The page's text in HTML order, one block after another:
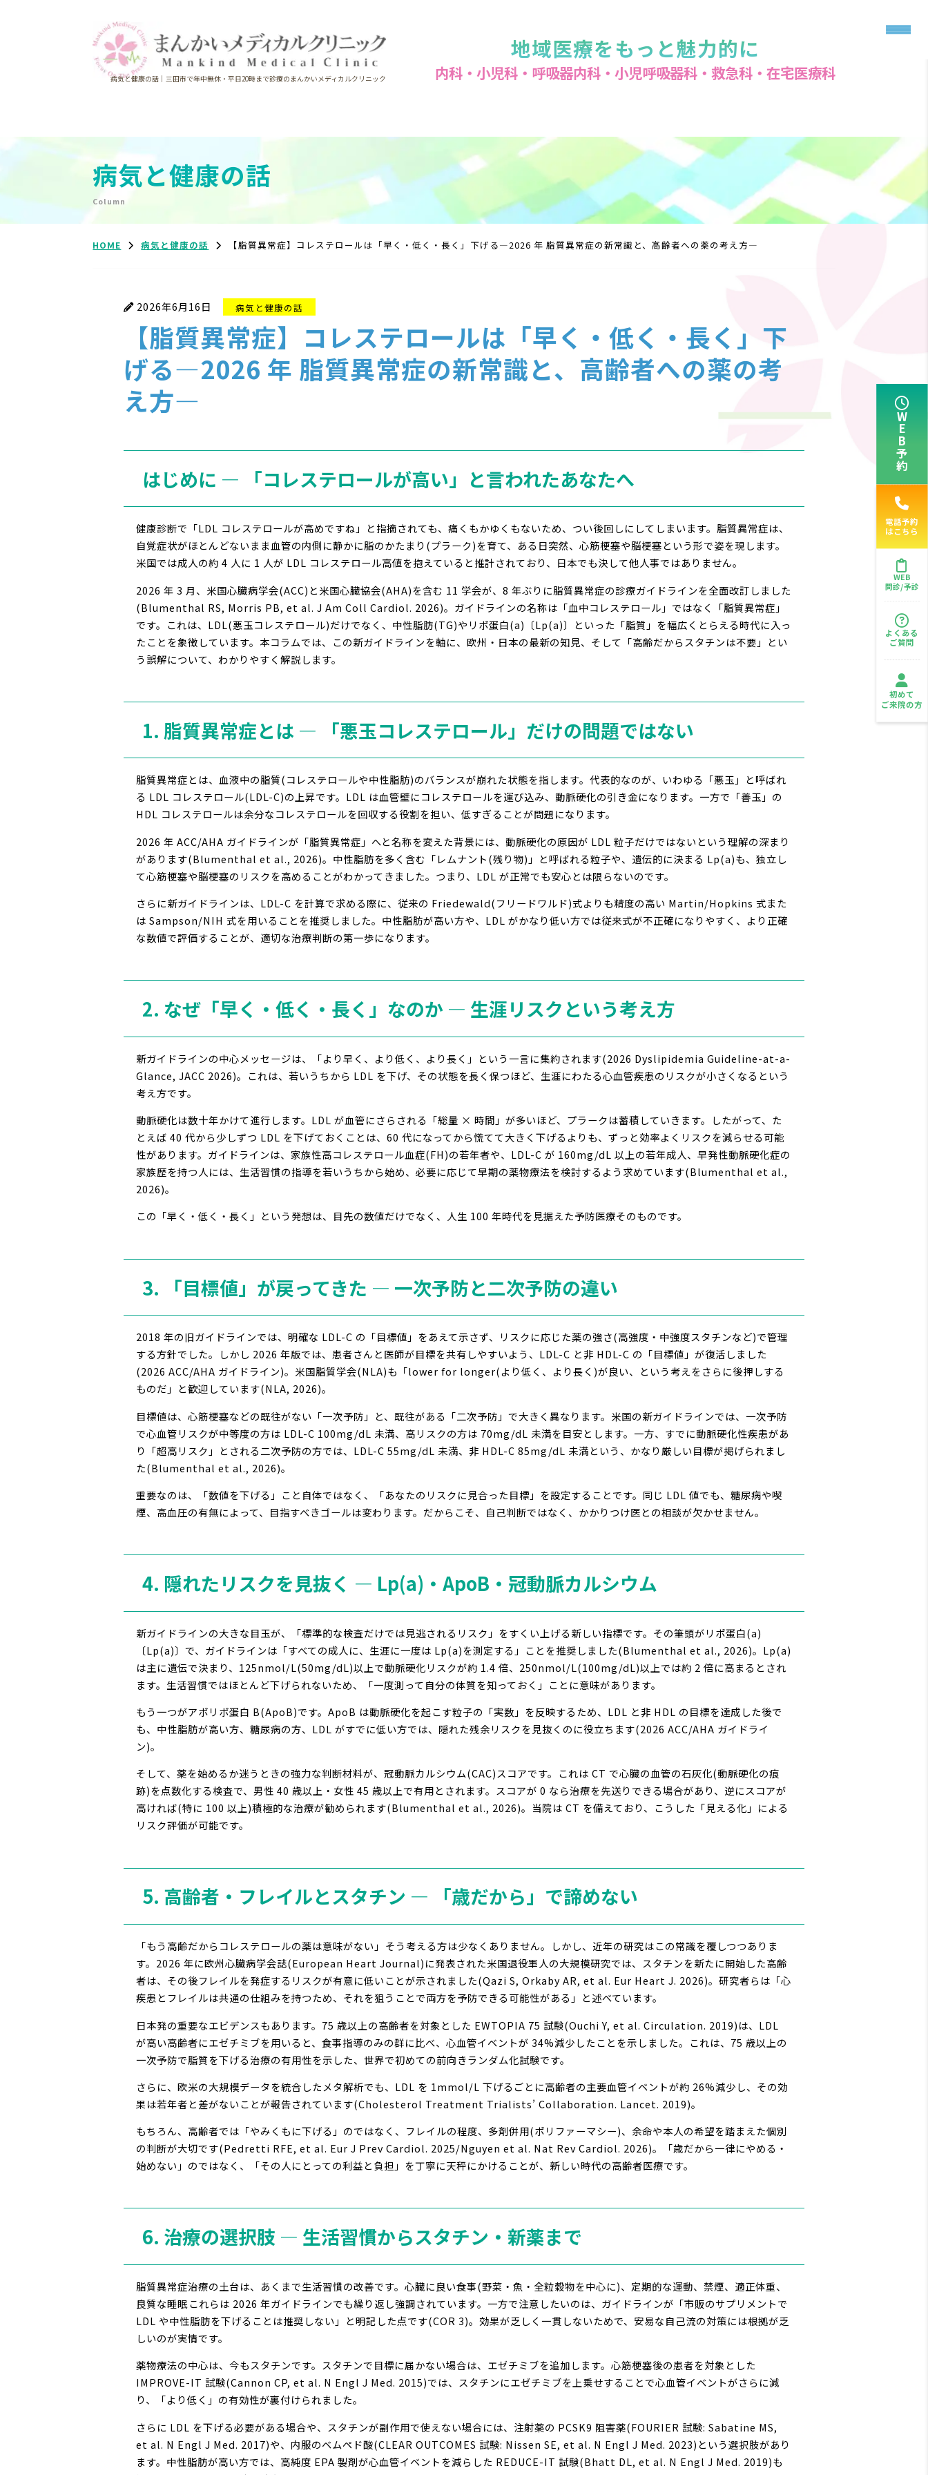
病気と健康の話｜三田市で年中無休・平日20時まで診療のまんかいメディカルクリニック
地域医療をもっと魅力的に
内科・小児科・呼吸器内科・ 小児呼吸器科・救急科・在宅医療科
病気と健康の話
Column
HOME 病気と健康の話 【脂質異常症】コレステロールは「早く・低く・長く」下げる―2026 年 脂質異常症の新常識と、高齢者への薬の考え方―
WEB予約
電話予約
はこちら
WEB
問診/予診
よくある
ご質問
初めて
ご来院の方
2026年6月16日 病気と健康の話
【脂質異常症】コレステロールは「早く・低く・長く」下
げる―2026 年 脂質異常症の新常識と、高齢者への薬の考
え方―
はじめに ― 「コレステロールが高い」と言われたあなたへ
健康診断で「LDL コレステロールが高めですね」と指摘されても、痛くもかゆくもないため、つい後回しにしてしまいます。脂質異常症は、
自覚症状がほとんどないまま血管の内側に静かに脂のかたまり(プラーク)を育て、ある日突然、心筋梗塞や脳梗塞という形で姿を現します。
米国では成人の約 4 人に 1 人が LDL コレステロール高値を抱えていると推計されており、日本でも決して他人事ではありません。
2026 年 3 月、米国心臓病学会(ACC)と米国心臓協会(AHA)を含む 11 学会が、8 年ぶりに脂質異常症の診療ガイドラインを全面改訂しました
(Blumenthal RS, Morris PB, et al. J Am Coll Cardiol. 2026)。ガイドラインの名称は「血中コレステロール」ではなく「脂質異常症」
です。これは、LDL(悪玉コレステロール)だけでなく、中性脂肪(TG)やリポ蛋白(a)〔Lp(a)〕といった「脂質」を幅広くとらえる時代に入っ
たことを象徴しています。本コラムでは、この新ガイドラインを軸に、欧州・日本の最新の知見、そして「高齢だからスタチンは不要」とい
う誤解について、わかりやすく解説します。
1. 脂質異常症とは ― 「悪玉コレステロール」だけの問題ではない
脂質異常症とは、血液中の脂質(コレステロールや中性脂肪)のバランスが崩れた状態を指します。代表的なのが、いわゆる「悪玉」と呼ばれ
る LDL コレステロール(LDL-C)の上昇です。LDL は血管壁にコレステロールを運び込み、動脈硬化の引き金になります。一方で「善玉」の
HDL コレステロールは余分なコレステロールを回収する役割を担い、低すぎることが問題になります。
2026 年 ACC/AHA ガイドラインが「脂質異常症」へと名称を変えた背景には、動脈硬化の原因が LDL 粒子だけではないという理解の深まり
があります(Blumenthal et al., 2026)。中性脂肪を多く含む「レムナント(残り物)」と呼ばれる粒子や、遺伝的に決まる Lp(a)も、独立し
て心筋梗塞や脳梗塞のリスクを高めることがわかってきました。つまり、LDL が正常でも安心とは限らないのです。
さらに新ガイドラインは、LDL-C を計算で求める際に、従来の Friedewald(フリードワルド)式よりも精度の高い Martin/Hopkins 式また
は Sampson/NIH 式を用いることを推奨しました。中性脂肪が高い方や、LDL がかなり低い方では従来式が不正確になりやすく、より正確
な数値で評価することが、適切な治療判断の第一歩になります。
2. なぜ「早く・低く・長く」なのか ― 生涯リスクという考え方
新ガイドラインの中心メッセージは、「より早く、より低く、より長く」という一言に集約されます(2026 Dyslipidemia Guideline-at-a-
Glance, JACC 2026)。これは、若いうちから LDL を下げ、その状態を長く保つほど、生涯にわたる心血管疾患のリスクが小さくなるという
考え方です。
動脈硬化は数十年かけて進行します。LDL が血管にさらされる「総量 × 時間」が多いほど、プラークは蓄積していきます。したがって、た
とえば 40 代から少しずつ LDL を下げておくことは、60 代になってから慌てて大きく下げるよりも、ずっと効率よくリスクを減らせる可能
性があります。ガイドラインは、家族性高コレステロール血症(FH)の若年者や、LDL-C が 160mg/dL 以上の若年成人、早発性動脈硬化症の
家族歴を持つ人には、生活習慣の指導を若いうちから始め、必要に応じて早期の薬物療法を検討するよう求めています(Blumenthal et al.,
2026)。
この「早く・低く・長く」という発想は、目先の数値だけでなく、人生 100 年時代を見据えた予防医療そのものです。
3. 「目標値」が戻ってきた ― 一次予防と二次予防の違い
2018 年の旧ガイドラインでは、明確な LDL-C の「目標値」をあえて示さず、リスクに応じた薬の強さ(高強度・中強度スタチンなど)で管理
する方針でした。しかし 2026 年版では、患者さんと医師が目標を共有しやすいよう、LDL-C と非 HDL-C の「目標値」が復活しました
(2026 ACC/AHA ガイドライン)。米国脂質学会(NLA)も「lower for longer(より低く、より長く)が良い、という考えをさらに後押しする
ものだ」と歓迎しています(NLA, 2026)。
目標値は、心筋梗塞などの既往がない「一次予防」と、既往がある「二次予防」で大きく異なります。米国の新ガイドラインでは、一次予防
で心血管リスクが中等度の方は LDL-C 100mg/dL 未満、高リスクの方は 70mg/dL 未満を目安とします。一方、すでに動脈硬化性疾患があ
り「超高リスク」とされる二次予防の方では、LDL-C 55mg/dL 未満、非 HDL-C 85mg/dL 未満という、かなり厳しい目標が掲げられまし
た(Blumenthal et al., 2026)。
重要なのは、「数値を下げる」こと自体ではなく、「あなたのリスクに見合った目標」を設定することです。同じ LDL 値でも、糖尿病や喫
煙、高血圧の有無によって、目指すべきゴールは変わります。だからこそ、自己判断ではなく、かかりつけ医との相談が欠かせません。
4. 隠れたリスクを見抜く ― Lp(a)・ApoB・冠動脈カルシウム
新ガイドラインの大きな目玉が、「標準的な検査だけでは見逃されるリスク」をすくい上げる新しい指標です。その筆頭がリポ蛋白(a)
〔Lp(a)〕で、ガイドラインは「すべての成人に、生涯に一度は Lp(a)を測定する」ことを推奨しました(Blumenthal et al., 2026)。Lp(a)
は主に遺伝で決まり、125nmol/L(50mg/dL)以上で動脈硬化リスクが約 1.4 倍、250nmol/L(100mg/dL)以上では約 2 倍に高まるとされ
ます。生活習慣ではほとんど下げられないため、「一度測って自分の体質を知っておく」ことに意味があります。
もう一つがアポリポ蛋白 B(ApoB)です。ApoB は動脈硬化を起こす粒子の「実数」を反映するため、LDL と非 HDL の目標を達成した後で
も、中性脂肪が高い方、糖尿病の方、LDL がすでに低い方では、隠れた残余リスクを見抜くのに役立ちます(2026 ACC/AHA ガイドライ
ン)。
そして、薬を始めるか迷うときの強力な判断材料が、冠動脈カルシウム(CAC)スコアです。これは CT で心臓の血管の石灰化(動脈硬化の痕
跡)を点数化する検査で、男性 40 歳以上・女性 45 歳以上で有用とされます。スコアが 0 なら治療を先送りできる場合があり、逆にスコアが
高ければ(特に 100 以上)積極的な治療が勧められます(Blumenthal et al., 2026)。当院は CT を備えており、こうした「見える化」による
リスク評価が可能です。
5. 高齢者・フレイルとスタチン ― 「歳だから」で諦めない
「もう高齢だからコレステロールの薬は意味がない」――そう考える方は少なくありません。しかし、近年の研究はこの常識を覆しつつありま
す。2026 年に欧州心臓病学会誌(European Heart Journal)に発表された米国退役軍人の大規模研究では、スタチンを新たに開始した高齢
者は、その後フレイルを発症するリスクが有意に低いことが示されました(Qazi S, Orkaby AR, et al. Eur Heart J. 2026)。研究者らは「心
疾患とフレイルは共通の仕組みを持つため、それを狙うことで両方を予防できる可能性がある」と述べています。
日本発の重要なエビデンスもあります。75 歳以上の高齢者を対象とした EWTOPIA 75 試験(Ouchi Y, et al. Circulation. 2019)は、LDL
が高い高齢者にエゼチミブを用いると、食事指導のみの群に比べ、心血管イベントが 34%減少したことを示しました。これは、75 歳以上の
一次予防で脂質を下げる治療の有用性を示した、世界で初めての前向きランダム化試験です。
さらに、欧米の大規模データを統合したメタ解析でも、LDL を 1mmol/L 下げるごとに高齢者の主要血管イベントが約 26%減少し、その効
果は若年者と差がないことが報告されています(Cholesterol Treatment Trialists’ Collaboration. Lancet. 2019)。
もちろん、高齢者では「やみくもに下げる」のではなく、フレイルの程度、多剤併用(ポリファーマシー)、余命や本人の希望を踏まえた個別
の判断が大切です(Pedretti RFE, et al. Eur J Prev Cardiol. 2025/Nguyen et al. Nat Rev Cardiol. 2026)。「歳だから一律にやめる・
始めない」のではなく、「その人にとっての利益と負担」を丁寧に天秤にかけることが、新しい時代の高齢者医療です。
6. 治療の選択肢 ― 生活習慣からスタチン・新薬まで
脂質異常症治療の土台は、あくまで生活習慣の改善です。心臓に良い食事(野菜・魚・全粒穀物を中心に)、定期的な運動、禁煙、適正体重、
良質な睡眠――これらは 2026 年ガイドラインでも繰り返し強調されています。一方で注意したいのは、ガイドラインが「市販のサプリメントで
LDL や中性脂肪を下げることは推奨しない」と明記した点です(COR 3)。効果が乏しく一貫しないためで、安易な自己流の対策には根拠が乏
しいのが実情です。
薬物療法の中心は、今もスタチンです。スタチンで目標に届かない場合は、エゼチミブを追加します。心筋梗塞後の患者を対象とした
IMPROVE-IT 試験(Cannon CP, et al. N Engl J Med. 2015)では、スタチンにエゼチミブを上乗せすることで心血管イベントがさらに減
り、「より低く」の有効性が裏付けられました。
さらに LDL を下げる必要がある場合や、スタチンが副作用で使えない場合には、注射薬の PCSK9 阻害薬(FOURIER 試験: Sabatine MS,
et al. N Engl J Med. 2017)や、内服のベムペド酸(CLEAR OUTCOMES 試験: Nissen SE, et al. N Engl J Med. 2023)という選択肢があり
ます。中性脂肪が高い方では、高純度 EPA 製剤が心血管イベントを減らした REDUCE-IT 試験(Bhatt DL, et al. N Engl J Med. 2019)も